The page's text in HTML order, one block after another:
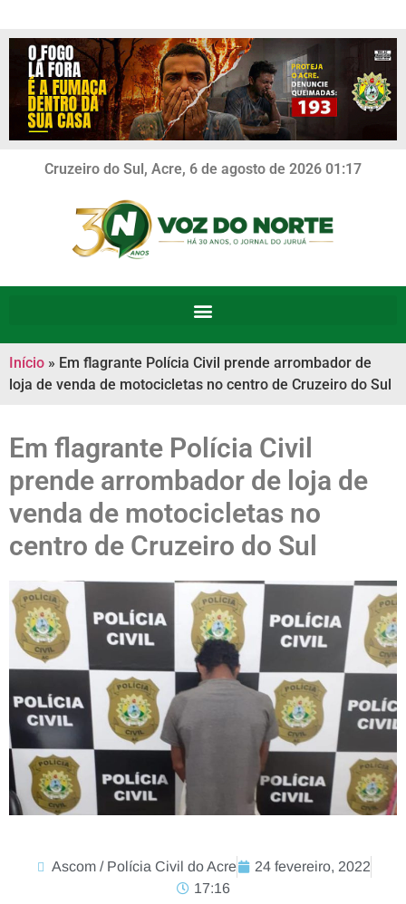
Cruzeiro do Sul, Acre, 6 de agosto de 2026 01:17
Início » Em flagrante Polícia Civil prende arrombador de
loja de venda de motocicletas no centro de Cruzeiro do Sul
Em flagrante Polícia Civil
prende arrombador de loja de
venda de motocicletas no
centro de Cruzeiro do Sul
Ascom / Polícia Civil do Acre
24 fevereiro, 2022
17:16